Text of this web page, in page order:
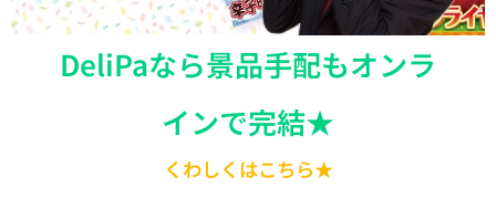
DeliPaなら景品手配もオンラ
インで完結★
くわしくはこちら★